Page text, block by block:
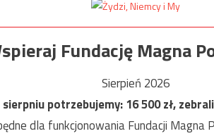
Fundację Magna
Sierpień 2026
potrzebujemy:16 500zł,
dla funkcjonowania Fundacji Magna